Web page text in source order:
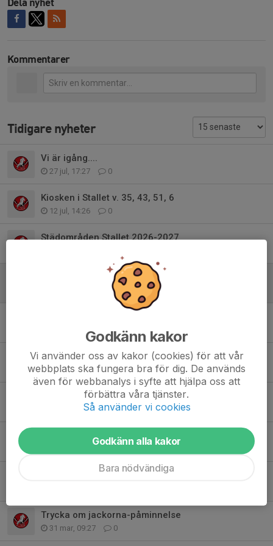
Kommentarer
Tidigare nyheter
Vi är igång....
27 jul, 17:27 0
Kiosken i Stallet v. 35, 43, 51, 6
12 jul, 14:26 0
Städområden Stallet 2026-2027
Lämna tillbaka tröjor mm!
0
22 apr, 15:47 0
Träningsmatch Oskarshamn 25/4 inställd
22 apr, 14:32 0
Fysträning tisdag
20 apr, 19:27 1
Skåpen i Stallet
Avslutning - save the date!
Trycka om jackorna-påminnelse
31 mar, 09:27 0
Godkänn kakor
Vi använder oss av kakor (cookies) för att vår
webbplats ska fungera bra för dig. De används
även för webbanalys i syfte att hjälpa oss att
förbättra våra tjänster.
Så använder vi cookies
Godkänn alla kakor
Bara nödvändiga